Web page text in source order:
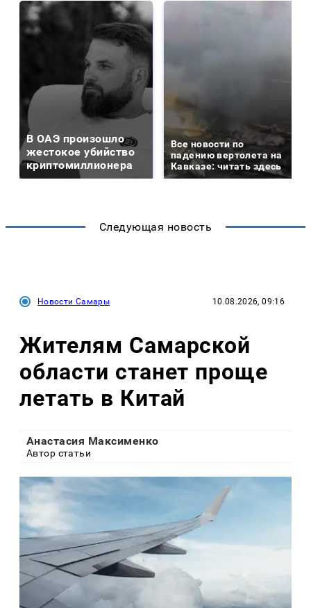
В ОАЭ произошло
жестокое убийство
криптомиллионера
Все новости по
падению вертолета на
Кавказе: читать здесь
Следующая новость
Новости Самары 10.08.2026, 09:16
Жителям Самарской
области станет проще
летать в Китай
Анастасия Максименко
Автор статьи